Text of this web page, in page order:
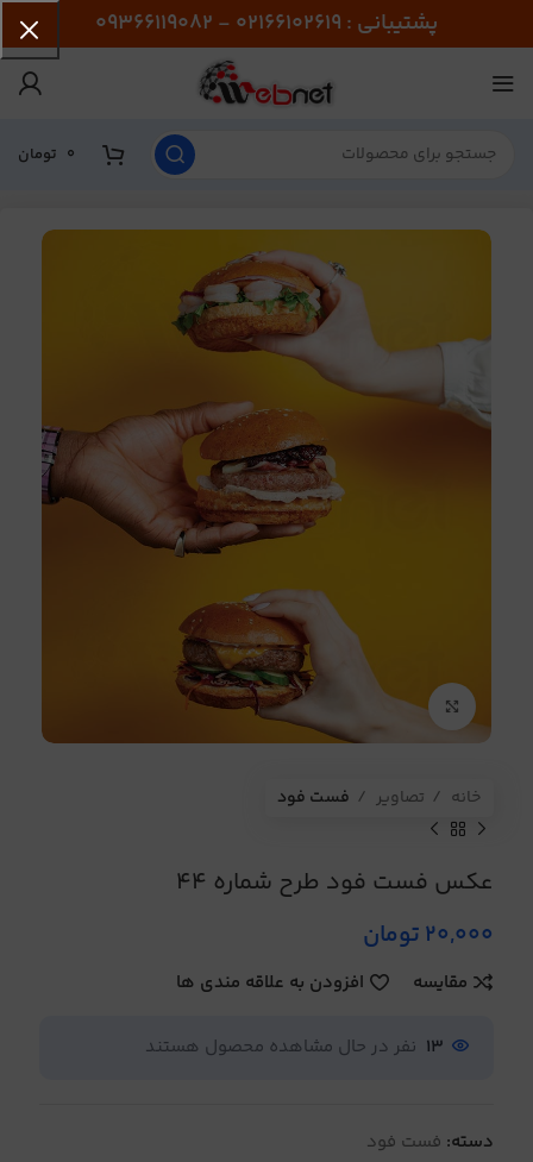
پشتیبانی : 02166102619 - 09366119082
0 تومان
برای بزرگنمایی کلیک کنید
خانه تصاویر فست فود
عکس فست فود طرح شماره 44
20,000تومان
مقایسه افزودن به علاقه مندی ها
13 نفر در حال مشاهده محصول هستند
دسته: فست فود